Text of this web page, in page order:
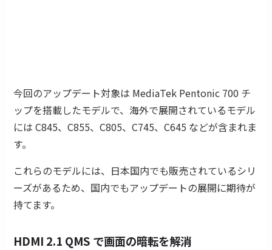
今回のアップデート対象は MediaTek Pentonic 700 チ
ップを搭載したモデルで、海外で展開されているモデル
には C845、C855、C805、C745、C645 などが含まれま
す。
これらのモデルには、日本国内でも販売されているシリ
ーズがあるため、国内でもアップデートの展開に期待が
持てます。
HDMI 2.1 QMS で画面の暗転を解消